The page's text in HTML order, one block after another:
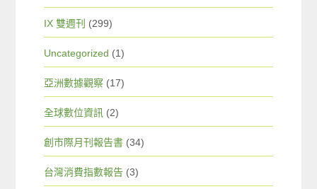
IX 雙週刊 (299)
Uncategorized (1)
亞洲數據觀察 (17)
全球數位資訊 (2)
創市際月刊報告書 (34)
台灣消費指數報告 (3)